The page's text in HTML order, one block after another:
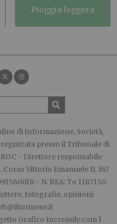
pioggia leggera
di Informazione, Società,
presso il Tribunale di
- Direttore responsabile
Corso Vittorio Emanuele II, 167
- N. REA: To 1187150
fotografie, opinioni:
Grafico Increasily.com